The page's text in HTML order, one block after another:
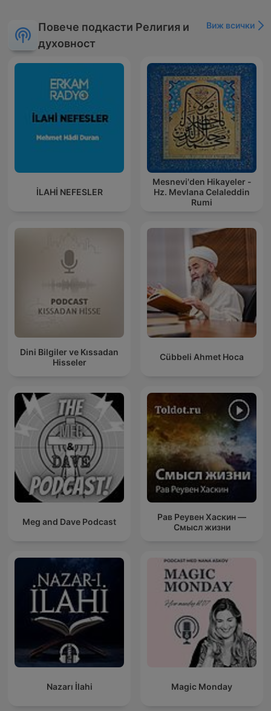
Повече подкасти Религия и
духовност
Виж всички
İLAHİ NEFESLER
Mesnevi'den Hikayeler -
Hz. Mevlana Celaleddin
Rumi
Dini Bilgiler ve Kıssadan
Hisseler
Cübbeli Ahmet Hoca
Meg and Dave Podcast
Рав Реувен Хаскин —
Смысл жизни
Nazarı İlahi Magic Monday